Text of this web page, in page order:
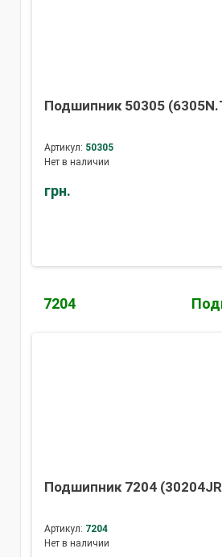
Подшипник 50305
Артикул: 50305
Нет в наличии
грн.
7204
Подшипник 7204
Артикул: 7204
Нет в наличии